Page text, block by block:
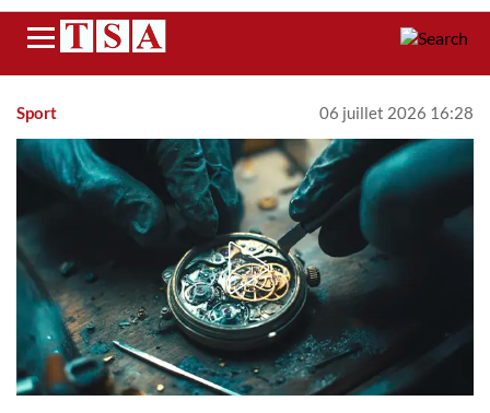
Menu
Sport 06 juillet 2026 16:28